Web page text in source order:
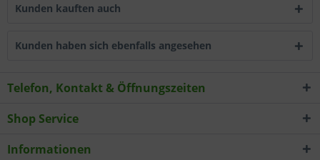
Kunden kauften auch
Kunden haben sich ebenfalls angesehen
Telefon, Kontakt & Öffnungszeiten
Shop Service
Informationen